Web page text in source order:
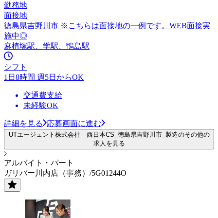
勤務地
面接地
徳島県吉野川市 ※こちらは面接地の一例です。WEB面接実
施中◎
麻植塚駅、学駅、鴨島駅
シフト
1日8時間 週5日からOK
交通費支給
未経験OK
詳細を見る 応募画面に進む
UTエージェント株式会社 西日本CS_徳島県吉野川市_製造のその他の
求人を見る
アルバイト・パート
ガリバー川内店（事務）/5G01244O